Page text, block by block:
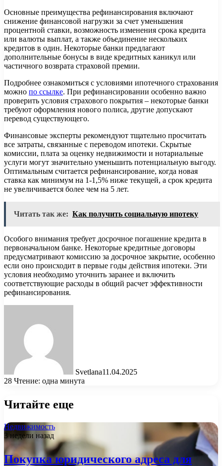
Основные преимущества рефинансирования включают
снижение финансовой нагрузки за счет уменьшения
процентной ставки, возможность изменения срока кредита
или валюты выплат, а также объединение нескольких
кредитов в один. Некоторые банки предлагают
дополнительные бонусы в виде кредитных каникул или
частичного возврата страховой премии.
Подробнее ознакомиться с условиями ипотечного страхования
можно по ссылке. При рефинансировании особенно важно
проверить условия страхового покрытия – некоторые банки
требуют оформления нового полиса, другие допускают
перевод существующего.
Финансовые эксперты рекомендуют тщательно просчитать
все затраты, связанные с переводом ипотеки. Скрытые
комиссии, плата за оценку недвижимости и нотариальные
услуги могут значительно уменьшить потенциальную выгоду.
Оптимальным считается рефинансирование, когда новая
ставка как минимум на 1-1,5% ниже текущей, а срок кредита
не увеличивается более чем на 5 лет.
Читать так же: Как получить социальную ипотеку
Особого внимания требует досрочное погашение кредита в
первоначальном банке. Некоторые кредитные договоры
предусматривают комиссию за досрочное закрытие, особенно
если оно происходит в первые годы действия ипотеки. Эти
условия необходимо уточнить заранее и включить
соответствующие расходы в общий расчет эффективности
рефинансирования.
Svetlana11.04.2025
28 Чтение: одна минута
Читайте еще
Недвижимость
3 недели назад
Покупка юридического адреса для